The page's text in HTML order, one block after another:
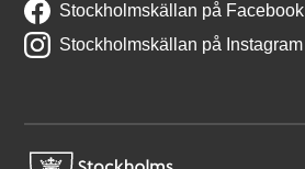
Stockholmskällan på Facebook
Stockholmskällan på Instagram